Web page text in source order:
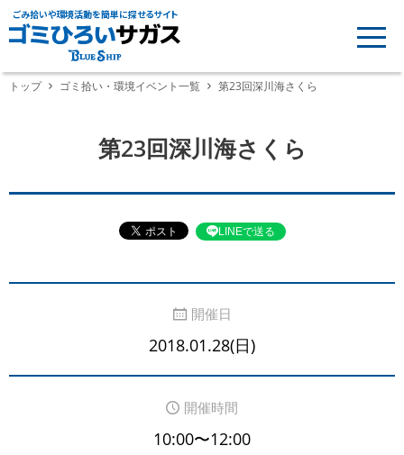
ごみ拾いや環境活動を簡単に探せるサイト
トップ ゴミ拾い・環境イベント一覧 第23回深川海さくら
第23回深川海さくら
LINEで送る
開催日
2018.01.28(日)
開催時間
10:00〜12:00